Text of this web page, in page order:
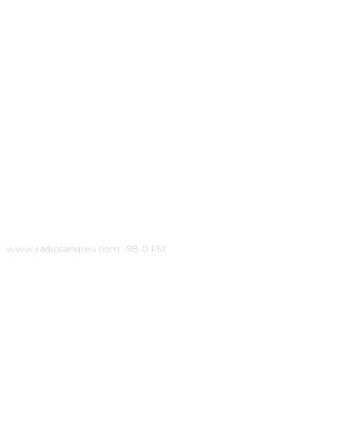
www.radiosandreu.com · 98.0 FM